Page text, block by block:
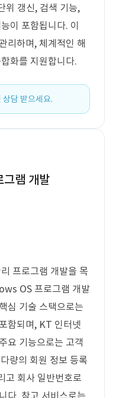
위 갱신, 검색 기능,
이 포함됩니다. 이
리하며, 체계적인 해
화를 지원합니다.
상담 받으세요.
그램 개발
프로그램 개발을 목
OS 프로그램 개발
심 기술 스택으로는
함되며, KT 인터넷
요 기능으로는 고객
량의 회원 정보 등록
고 회사 일반번호로
다. 참고 서비스로는